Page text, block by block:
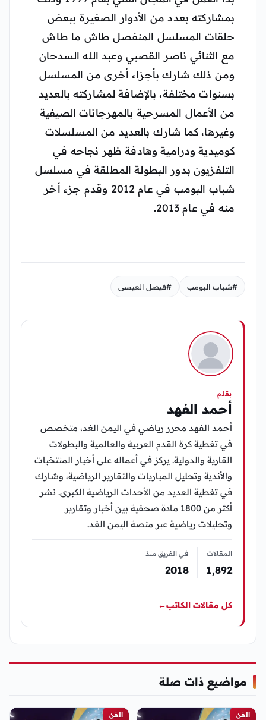
بمشاركته بعدد من الأدوار الصغيرة ببعض
حلقات المسلسل المنفصل طاش ما طاش
مع الثنائي ناصر القصبي وعبد الله السدحان
ومن ذلك شارك بأجزاء أخرى من المسلسل
بسنوات مختلفة، بالإضافة لمشاركته بالعديد
من الأعمال المسرحية بالمهرجانات الصيفية
وغيرها، كما شارك بالعديد من المسلسلات
كوميدية ودرامية وهادفة ظهر نجاحه في
التلفزيون بدور البطولة المطلقة في مسلسل
شباب البومب في عام 2012 وقدم جزء أخر
منه في عام 2013.
#شباب البومب #فيصل العيسى
بقلم
أحمد الفهد
أحمد الفهد محرر رياضي في اليمن الغد، متخصص
في تغطية كرة القدم العربية والعالمية والبطولات
القارية والدولية. يركز في أعماله على أخبار المنتخبات
والأندية وتحليل المباريات والتقارير الرياضية، وشارك
في تغطية العديد من الأحداث الرياضية الكبرى. نشر
أكثر من 1800 مادة صحفية بين أخبار وتقارير
وتحليلات رياضية عبر منصة اليمن الغد.
المقالات
1٬892
في الفريق منذ
2018
كل مقالات الكاتب←
مواضيع ذات صلة
الفن الفن